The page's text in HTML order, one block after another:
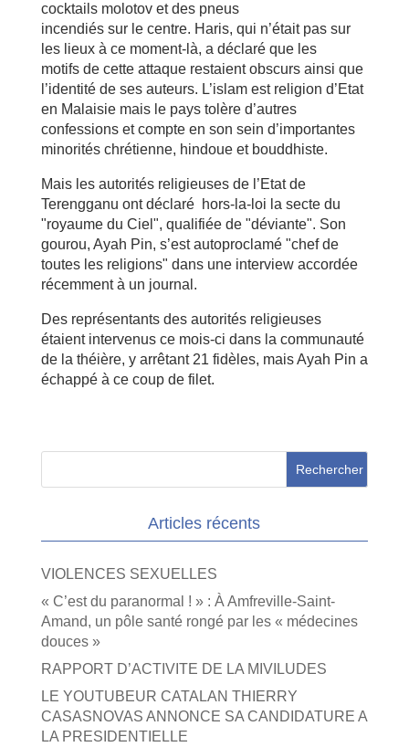
cocktails molotov et des pneus
incendiés sur le centre. Haris, qui n’était pas sur
les lieux à ce moment-là, a déclaré que les
motifs de cette attaque restaient obscurs ainsi que
l’identité de ses auteurs. L’islam est religion d’Etat
en Malaisie mais le pays tolère d’autres
confessions et compte en son sein d’importantes
minorités chrétienne, hindoue et bouddhiste.
Mais les autorités religieuses de l’Etat de
Terengganu ont déclaré hors-la-loi la secte du
"royaume du Ciel", qualifiée de "déviante". Son
gourou, Ayah Pin, s’est autoproclamé "chef de
toutes les religions" dans une interview accordée
récemment à un journal.
Des représentants des autorités religieuses
étaient intervenus ce mois-ci dans la communauté
de la théière, y arrêtant 21 fidèles, maisAyah Pin a
échappé à ce coup de filet.
Articles récents
VIOLENCES SEXUELLES
« C’est du paranormal ! » : À Amfreville-Saint-
Amand, un pôle santé rongé par les « médecines
douces »
RAPPORT D’ACTIVITE DE LA MIVILUDES
LE YOUTUBEUR CATALAN THIERRY
CASASNOVAS ANNONCE SA CANDIDATURE A
LA PRESIDENTIELLE